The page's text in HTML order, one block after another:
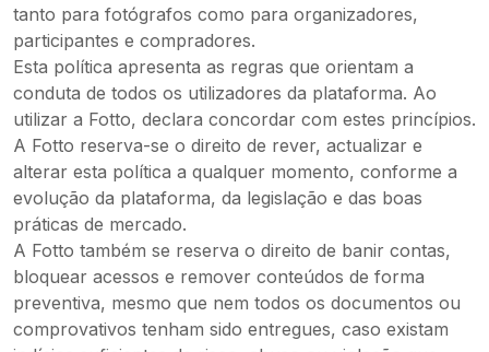
tanto para fotógrafos como para organizadores,
participantes e compradores.
Esta política apresenta as regras que orientam a
conduta de todos os utilizadores da plataforma. Ao
utilizar a Fotto, declara concordar com estes princípios.
A Fotto reserva-se o direito de rever, actualizar e
alterar esta política a qualquer momento, conforme a
evolução da plataforma, da legislação e das boas
práticas de mercado.
A Fotto também se reserva o direito de banir contas,
bloquear acessos e remover conteúdos de forma
preventiva, mesmo que nem todos os documentos ou
comprovativos tenham sido entregues, caso existam